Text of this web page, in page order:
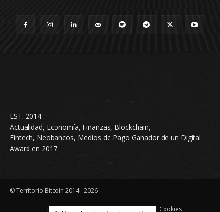
EST. 2014.
Actualidad, Economía, Finanzas, Blockchain,
Fintech, Neobancos, Medios de Pago Ganador de un Digital
Award en 2017
© Territorio Bitcoin 2014 - 2026
Terminos & condiciones Privacidad Cookies